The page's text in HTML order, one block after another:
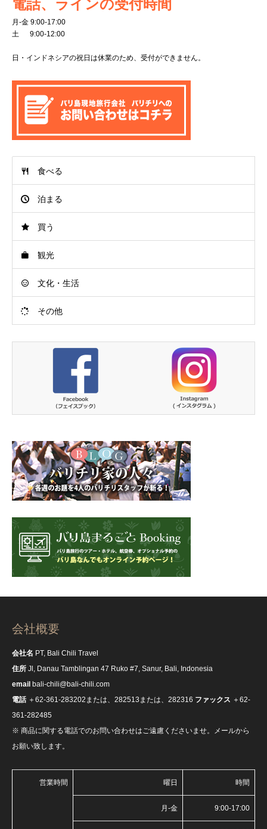
電話、ラインの受付時間
月-金 9:00-17:00
土 9:00-12:00
日・インドネシアの祝日は休業のため、受付ができません。
食べる
泊まる
買う
観光
文化・生活
その他
会社概要
会社名 PT, Bali Chili Travel
住所 Jl, Danau Tamblingan 47 Ruko #7, Sanur, Bali, Indonesia
email bali-chili@bali-chili.com
電話＋62-361-283202または、282513または、282316 ファックス ＋62-
361-282485
※ 商品に関する電話でのお問い合わせはご遠慮くださいませ。メールから
お願い致します。
営業時間 曜日 時間
月-金 9:00-17:00